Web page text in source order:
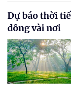
Dự báo thời
dông vài nơi